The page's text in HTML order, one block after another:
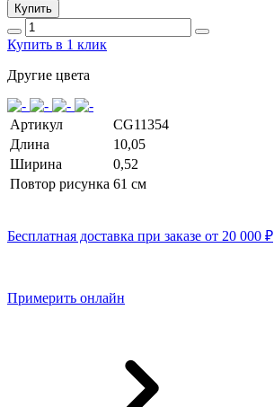
Купить
Купить в 1 клик
Другие цвета
Артикул
CG11354
Длина
10,05
Ширина
0,52
Повтор рисунка 61 cм
Бесплатная доставка при заказе от 20 000 ₽
Примерить онлайн